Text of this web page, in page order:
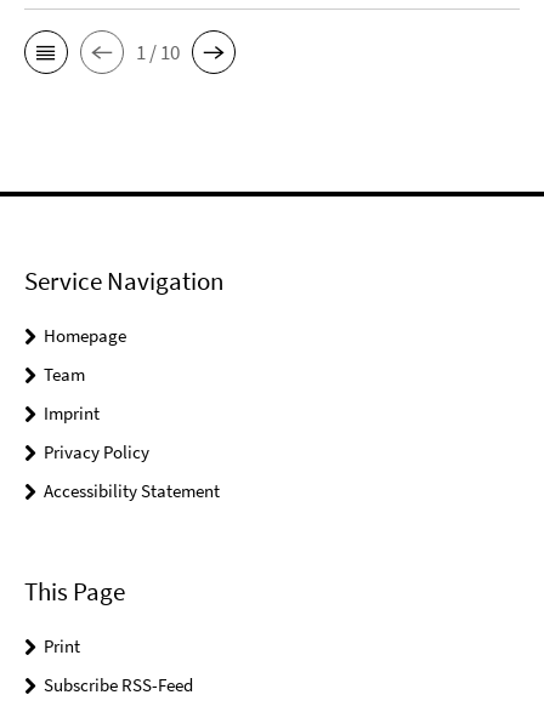
1 / 10
Service Navigation
Homepage
Team
Imprint
Privacy Policy
Accessibility Statement
This Page
Print
Subscribe RSS-Feed